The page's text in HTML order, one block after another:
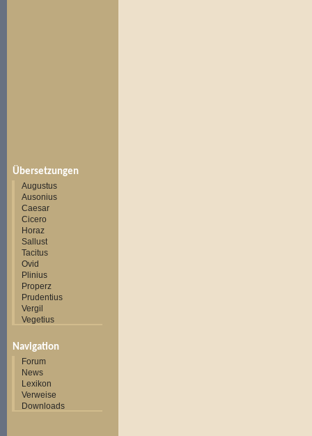
Übersetzungen
Augustus
Ausonius
Caesar
Cicero
Horaz
Sallust
Tacitus
Ovid
Plinius
Properz
Prudentius
Vergil
Vegetius
Navigation
Forum
News
Lexikon
Verweise
Downloads